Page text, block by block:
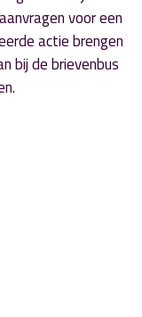
voor een
actie brengen
bij de brievenbus